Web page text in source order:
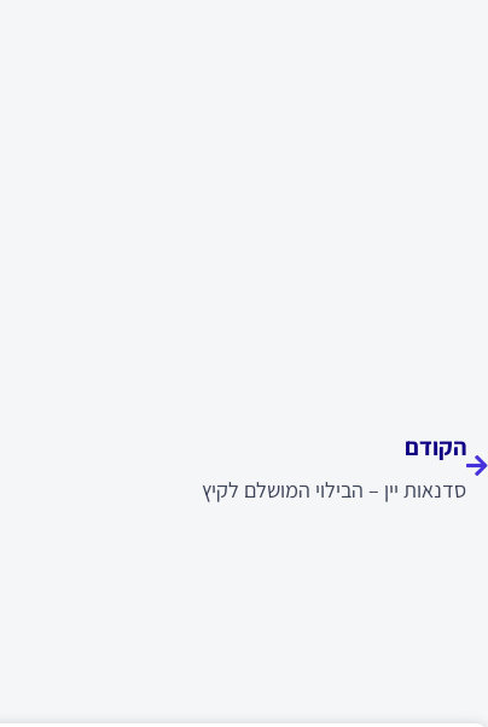
הקודם
סדנאות יין – הבילוי המושלם לקיץ